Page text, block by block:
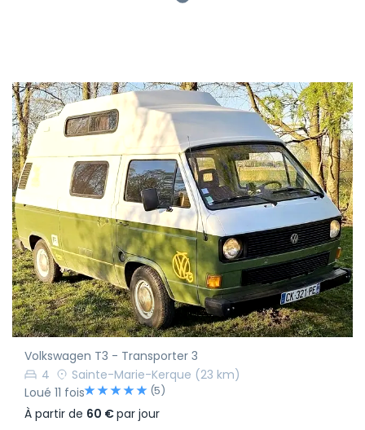
Volkswagen T3 - Transporter 3
4
Sainte-Marie-Kerque (23 km)
Loué 11 fois
(5)
À partir de 60 €par jour